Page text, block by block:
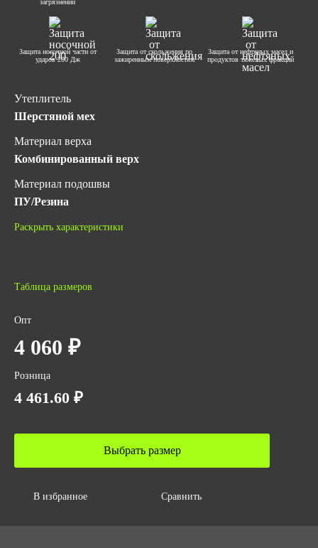
загрязнений
Защита носочной части от
ударов 200 Дж
Защита от скольжения по
зажиренным поверхностям
Защита от нефтяных масел и
продуктов тяжелых фракций
Утеплитель
Шерстяной мех
Материал верха
Комбинированный верх
Материал подошвы
ПУ/Резина
Метод крепления подошвы
Композитный (200 Дж)
Фурнитура
Металл
ГОСТ
Раскрыть характеристики
Таблица размеров
Опт
4 060 ₽
Розница
4 461.60 ₽
Выбрать размер
В избранное Сравнить